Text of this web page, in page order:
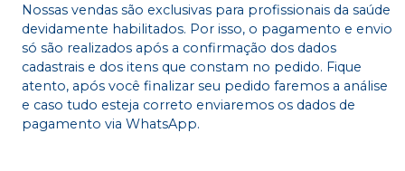
Nossas vendas são exclusivas para profissionais da saúde
devidamente habilitados. Por isso, o pagamento e envio
só são realizados após a confirmação dos dados
cadastrais e dos itens que constam no pedido. Fique
atento, após você finalizar seu pedido faremos a análise
e caso tudo esteja correto enviaremos os dados de
pagamento via WhatsApp.